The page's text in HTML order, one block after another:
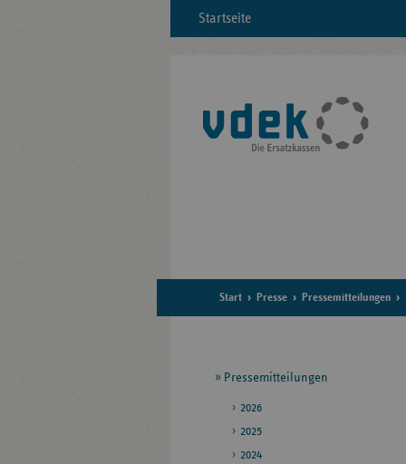
Startseite
Start Presse Pressemitteilungen
Seitennavigation
Pressemitteilungen
2026
2025
2024